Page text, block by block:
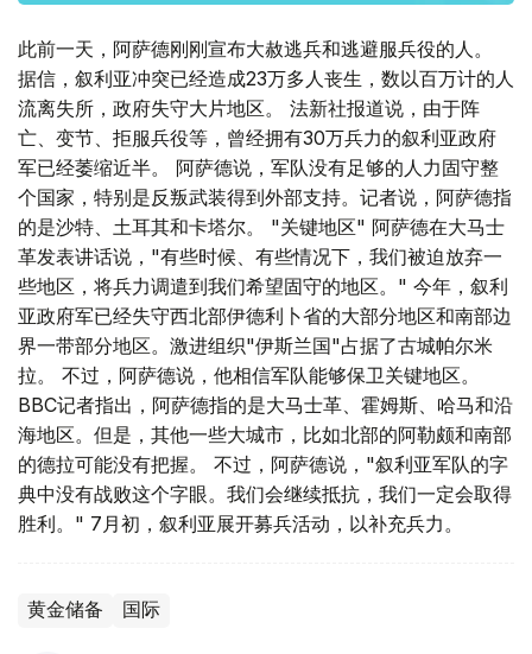
此前一天，阿萨德刚刚宣布大赦逃兵和逃避服兵役的人。
据信，叙利亚冲突已经造成23万多人丧生，数以百万计的人
流离失所，政府失守大片地区。 法新社报道说，由于阵
亡、变节、拒服兵役等，曾经拥有30万兵力的叙利亚政府
军已经萎缩近半。 阿萨德说，军队没有足够的人力固守整
个国家，特别是反叛武装得到外部支持。记者说，阿萨德指
的是沙特、土耳其和卡塔尔。 "关键地区" 阿萨德在大马士
革发表讲话说，"有些时候、有些情况下，我们被迫放弃一
些地区，将兵力调遣到我们希望固守的地区。" 今年，叙利
亚政府军已经失守西北部伊德利卜省的大部分地区和南部边
界一带部分地区。激进组织"伊斯兰国"占据了古城帕尔米
拉。 不过，阿萨德说，他相信军队能够保卫关键地区。
BBC记者指出，阿萨德指的是大马士革、霍姆斯、哈马和沿
海地区。但是，其他一些大城市，比如北部的阿勒颇和南部
的德拉可能没有把握。 不过，阿萨德说，"叙利亚军队的字
典中没有战败这个字眼。我们会继续抵抗，我们一定会取得
胜利。" 7月初，叙利亚展开募兵活动，以补充兵力。
黄金储备 国际